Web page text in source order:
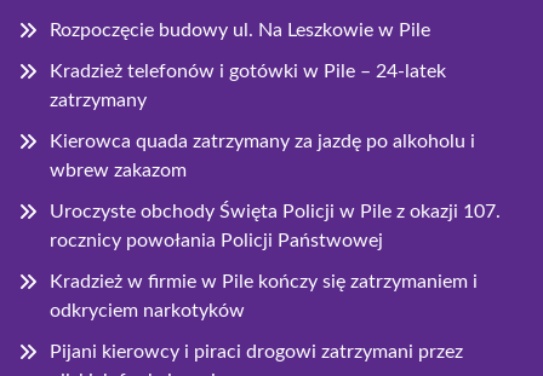
Rozpoczęcie budowy ul. Na Leszkowie w Pile
Kradzież telefonów i gotówki w Pile – 24-latek
zatrzymany
Kierowca quada zatrzymany za jazdę po alkoholu i
wbrew zakazom
Uroczyste obchody Święta Policji w Pile z okazji 107.
rocznicy powołania Policji Państwowej
Kradzież w firmie w Pile kończy się zatrzymaniem i
odkryciem narkotyków
Pijani kierowcy i piraci drogowi zatrzymani przez